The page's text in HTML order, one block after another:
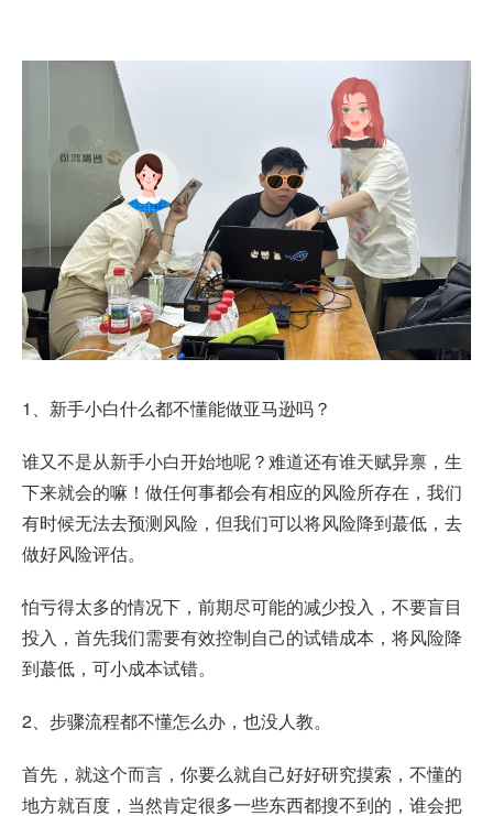
1、新手小白什么都不懂能做亚马逊吗？
谁又不是从新手小白开始地呢？难道还有谁天赋异禀，生
下来就会的嘛！做任何事都会有相应的风险所存在，我们
有时候无法去预测风险，但我们可以将风险降到蕞低，去
做好风险评估。
怕亏得太多的情况下，前期尽可能的减少投入，不要盲目
投入，首先我们需要有效控制自己的试错成本，将风险降
到蕞低，可小成本试错。
2、步骤流程都不懂怎么办，也没人教。
首先，就这个而言，你要么就自己好好研究摸索，不懂的
地方就百度，当然肯定很多一些东西都搜不到的，谁会把